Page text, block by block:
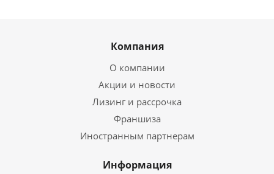
Компания
О компании
Акции и новости
Лизинг и рассрочка
Франшиза
Иностранным партнерам
Информация